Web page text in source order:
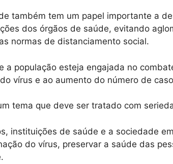
também tem um papel importante a
dos órgãos de saúde, evitando
normas de distanciamento social.
a população esteja engajada no
vírus e ao aumento do número de
tema que deve ser tratado com
instituições de saúde e a sociedade
do vírus, preservar a saúde das